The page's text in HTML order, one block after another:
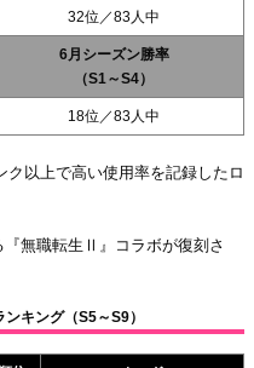
32位／83人中
6月シーズン勝率
（S1～S4）
18位／83人中
以上で高い使用率を記録したロ
『無職転生Ⅱ』コラボが復刻さ
キング（S5～S9）